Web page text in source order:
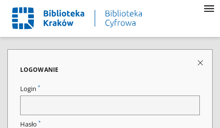
LOGOWANIE
Login *
Hasło *